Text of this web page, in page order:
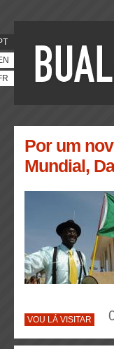
Por um
Mundial,
VOU LÁ VISITAR